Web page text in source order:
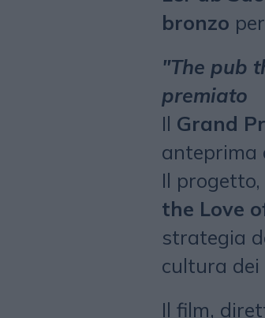
bronzo per
"The pub
premiato
Il Grand
anteprima
Il
the Love
strategia
cultura dei
Il film,